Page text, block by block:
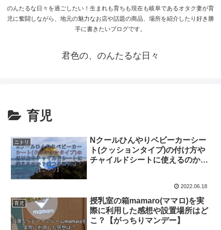
のんたるな日々を過ごしたい！生まれも育ちも現在も岐阜であるオタク妻が育
児に奮闘しながら、地元の魅力なお店や話題の商品、場所を紹介したり好き勝
手に書きたいブログです。
君色の、のんたるな日々
育児
ニトリ
Nクールひんやりベビーカーシー
ト(クッションタイプ)の付け方や
チャイルドシートに使えるのか？
2022.06.18
育児
授乳室の箱mamaro(ママロ)を実
際に利用した感想や設置場所はど
こ？【がっちりマンデー】